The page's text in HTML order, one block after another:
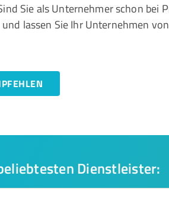
Sie als Unternehmer schon bei
lassen Sie Ihr Unternehmen
Dienstleister: